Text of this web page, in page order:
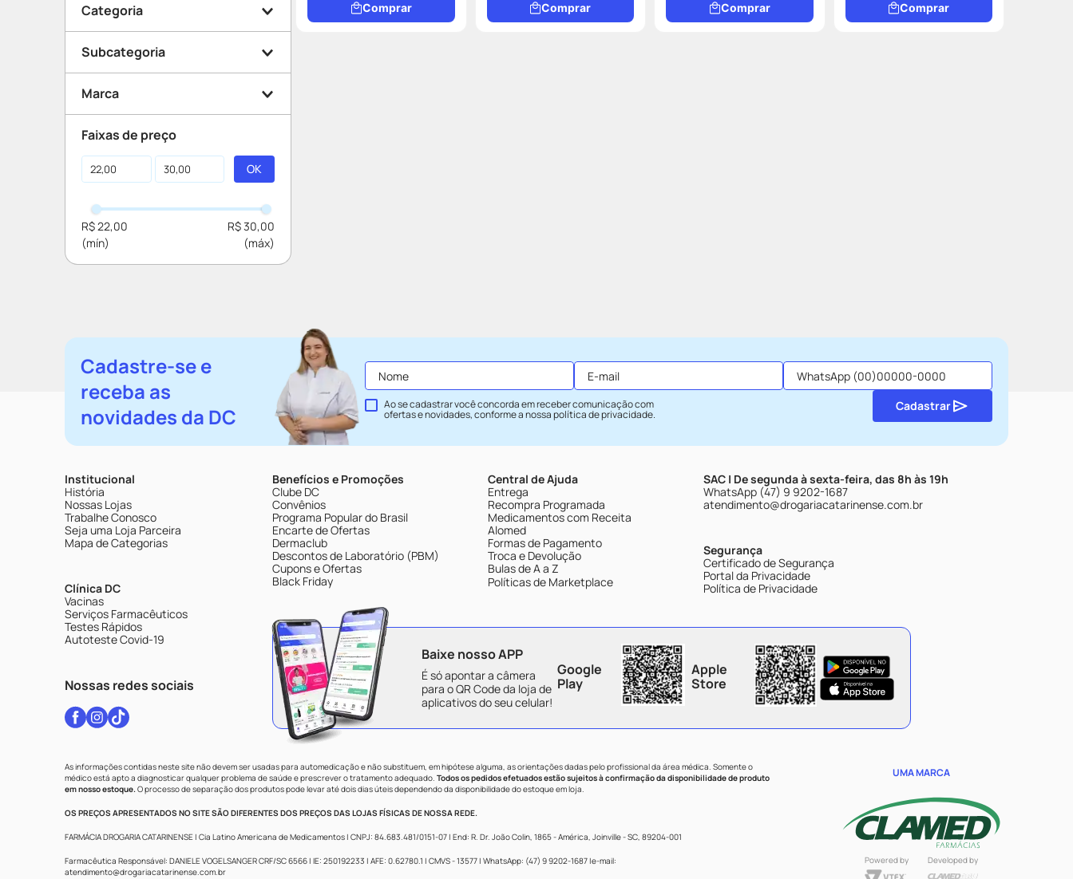
Mamãe e Bebê
Categoria
Cabelo
Subcategoria
Shampoo
Marca
Johnson&johnson
Faixas de preço
R$ 22,00 R$ 30,00
Comprar Comprar Comprar Comprar
Cadastre-se e
receba as
novidades da DC
Ao se cadastrar você concorda em receber comunicação com
ofertas e novidades, conforme a nossapolítica de privacidade.
Cadastrar
Institucional
História
Nossas Lojas
Trabalhe Conosco
Seja uma Loja Parceira
Mapa de Categorias
Clínica DC
Vacinas
Serviços Farmacêuticos
Testes Rápidos
Autoteste Covid-19
Nossas redes sociais
Benefícios e Promoções
Clube DC
Convênios
Programa Popular do Brasil
Encarte de Ofertas
Dermaclub
Descontos de Laboratório (PBM)
Cupons e Ofertas
Black Friday
Central de Ajuda
Entrega
Recompra Programada
Medicamentos com Receita
Alomed
Formas de Pagamento
Troca e Devolução
Bulas de A a Z
Políticas de Marketplace
SAC | De segunda à sexta-feira, das 8h às 19h
WhatsApp (47) 9 9202-1687
atendimento@drogariacatarinense.com.br
Segurança
Certificado de Segurança
Portal da Privacidade
Política de Privacidade
Baixe nosso APP
É só apontar a câmera
para o QR Code da loja de
aplicativos do seu celular!
Google
Play
Apple
Store
As informações contidas neste site não devem ser usadas para automedicação e não substituem, em hipótese alguma, as orientações dadas pelo profissional da área médica. Somente o
médico está apto a diagnosticar qualquer problema de saúde e prescrever o tratamento adequado. Todos os pedidos efetuados estão sujeitos à confirmação da disponibilidade de produto
em nosso estoque.O processo de separação dos produtos pode levar até dois dias úteis dependendo da disponibilidade do estoque em loja.
OS PREÇOS APRESENTADOS NO SITE SÃO DIFERENTES DOS PREÇOS DAS LOJAS FÍSICAS DE NOSSA REDE.
FARMÁCIA DROGARIA CATARINENSE | Cia Latino Americana de Medicamentos | CNPJ: 84.683.481/0151-07 | End: R. Dr. João Colin, 1865 - América, Joinville - SC, 89204-001
Farmacêutica Responsável: DANIELE VOGELSANGER CRF/SC 6566 | IE: 250192233 | AFE: 0.62780.1 | CMVS - 13577 | WhatsApp: (47) 9 9202-1687 |e-mail:
atendimento@drogariacatarinense.com.br
UMA MARCA
Powered by Developed by